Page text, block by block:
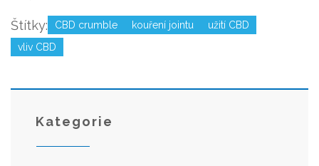
Štítky: CBD crumble kouření jointu
užití CBD
vliv CBD
Kategorie